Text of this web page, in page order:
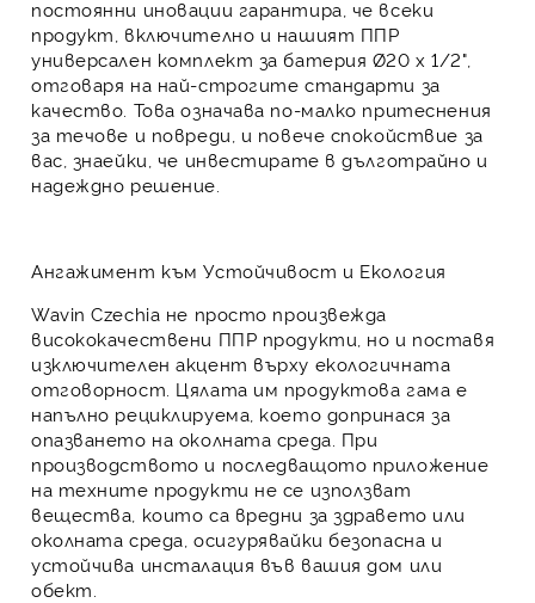
постоянни иновации гарантира, че всеки
продукт, включително и нашият ППР
универсален комплект за батерия Ø20 x 1/2",
отговаря на най-строгите стандарти за
качество . Това означава по-малко притеснения
за течове и повреди , и повече спокойствие за
вас, знаейки, че инвестирате в дълготрайно и
надеждно решение.
Ангажимент към Устойчивост и Екология
Wavin Czechia не просто произвежда
висококачествени ППР продукти , но и поставя
изключителен акцент върху екологичната
отговорност . Цялата им продуктова гама е
напълно рециклируема , което допринася за
опазването на околната среда. При
производството и последващото приложение
на техните продукти не се използват
вещества, които са вредни за здравето или
околната среда , осигурявайки безопасна и
устойчива инсталация във вашия дом или
обект.